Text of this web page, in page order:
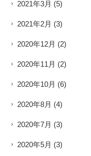
2021年3月 (5)
2021年2月 (3)
2020年12月 (2)
2020年11月 (2)
2020年10月 (6)
2020年8月 (4)
2020年7月 (3)
2020年5月 (3)